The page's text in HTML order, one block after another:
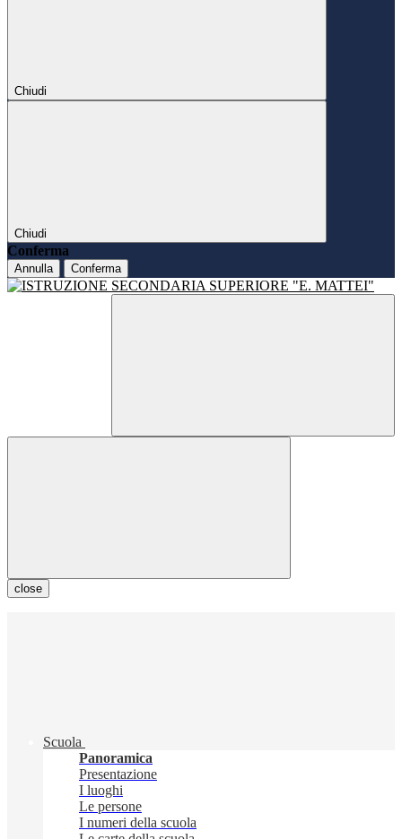
Chiudi
Chiudi
Conferma
Annulla Conferma
close
Scuola
Panoramica
Presentazione
I luoghi
Le persone
I numeri della scuola